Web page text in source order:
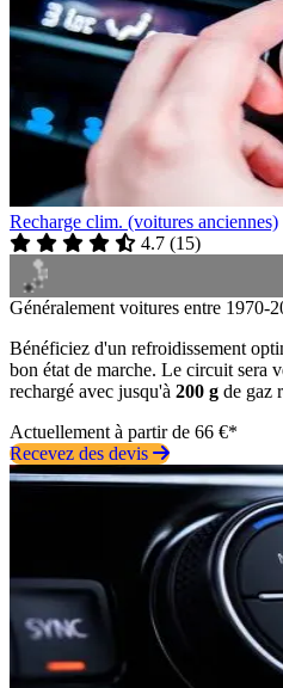
Recharge clim. (voitures anciennes)
4.7 (15)
Généralement voitures entre 1970-
Bénéficiez d'un refroidissement
bon état de marche. Le circuit sera
rechargé avec jusqu'à 200 g de gaz
Actuellement à partir de 66 €*
Recevez des devis